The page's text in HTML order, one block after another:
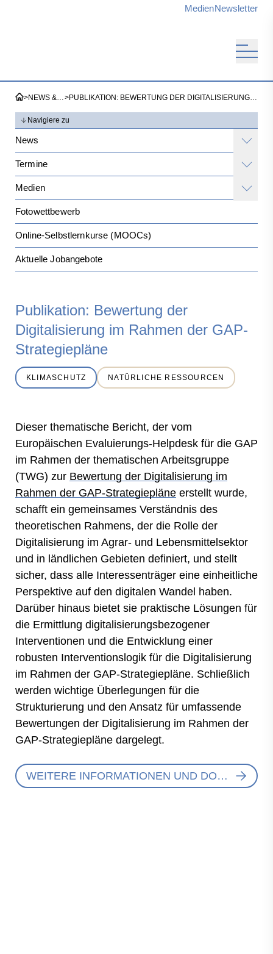
MedienNewsletter
> NEWS & TERMINE> PUBLIKATION: BEWERTUNG DER DIGITALISIERUNG IM RAHMEN DER GAP-STRATEGIEPLÄNE
Navigiere zu
News
Termine
Medien
Fotowettbewerb
Online-Selbstlernkurse (MOOCs)
Aktuelle Jobangebote
Publikation: Bewertung der
Digitalisierung im Rahmen der GAP-
Strategiepläne
KLIMASCHUTZ NATÜRLICHE RESSOURCEN
Dieser thematische Bericht, der vom
Europäischen Evaluierungs-Helpdesk für die GAP
im Rahmen der thematischen Arbeitsgruppe
(TWG) zur Bewertung der Digitalisierung im
Rahmen der GAP-Strategiepläne erstellt wurde,
schafft ein gemeinsames Verständnis des
theoretischen Rahmens, der die Rolle der
Digitalisierung im Agrar- und Lebensmittelsektor
und in ländlichen Gebieten definiert, und stellt
sicher, dass alle Interessenträger eine einheitliche
Perspektive auf den digitalen Wandel haben.
Darüber hinaus bietet sie praktische Lösungen für
die Ermittlung digitalisierungsbezogener
Interventionen und die Entwicklung einer
robusten Interventionslogik für die Digitalisierung
im Rahmen der GAP-Strategiepläne. Schließlich
werden wichtige Überlegungen für die
Strukturierung und den Ansatz für umfassende
Bewertungen der Digitalisierung im Rahmen der
GAP-Strategiepläne dargelegt.
WEITERE INFORMATIONEN UND DOWNLOAD